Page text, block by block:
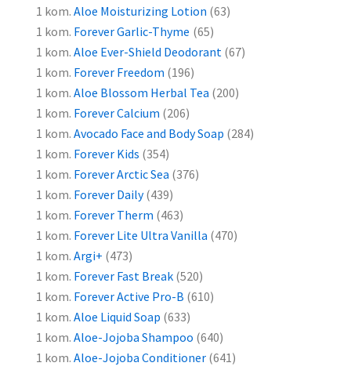
1 kom. Aloe Moisturizing Lotion (63)
1 kom. Forever Garlic-Thyme (65)
1 kom. Aloe Ever-Shield Deodorant(67)
1 kom. Forever Freedom (196)
1 kom. Aloe Blossom Herbal Tea (200)
1 kom. Forever Calcium (206)
1 kom. Avocado Face and Body Soap (284)
1 kom. Forever Kids (354)
1 kom. Forever Arctic Sea (376)
1 kom. Forever Daily(439)
1 kom. Forever Therm (463)
1 kom. Forever Lite Ultra Vanilla (470)
1 kom. Argi+ (473)
1 kom. Forever Fast Break(520)
1 kom. Forever Active Pro-B (610)
1 kom. Aloe Liquid Soap (633)
1 kom. Aloe-Jojoba Shampoo (640)
1 kom. Aloe-Jojoba Conditioner(641)